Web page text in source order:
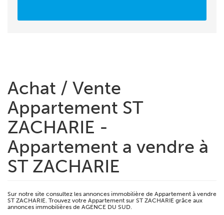
Achat / Vente
Appartement ST
ZACHARIE -
Appartement a vendre à
ST ZACHARIE
Sur notre site consultez les annonces immobilière de Appartement à vendre
ST ZACHARIE. Trouvez votre Appartement sur ST ZACHARIE grâce aux
annonces immobilières de AGENCE DU SUD.